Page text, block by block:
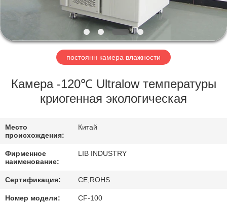
НАС
ПУТЕШЕСТВИЕ
ФАБРИКИ
ПРОВЕРКА
КАЧЕСТВА
СВЯЖИТЕСЬ
МЫ
постоянн камера влажности
Камера -120℃ Ultralow температуры
криогенная экологическая
Место
происхождения:
Китай
Фирменное
наименование:
LIB INDUSTRY
Сертификация: CE,ROHS
Номер модели: CF-100